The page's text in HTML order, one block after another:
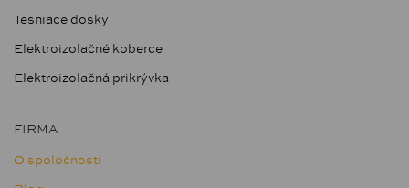
Tesniace dosky
Elektroizolačné koberce
Elektroizolačná prikrývka
FIRMA
O spoločnosti